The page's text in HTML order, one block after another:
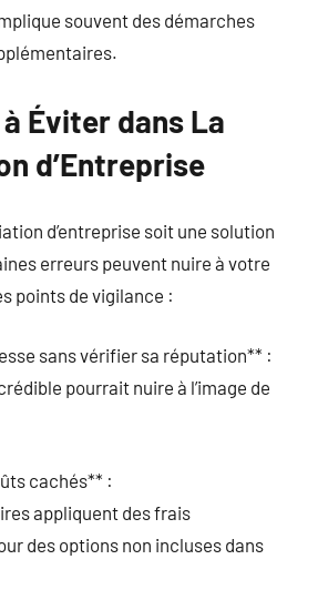
souvent des démarches
Éviter dans La
d’Entreprise
d’entreprise soit une solution
erreurs peuvent nuire à votre
points de vigilance :
sans vérifier sa réputation** :
pourrait nuire à l’image de
cachés** :
appliquent des frais
des options non incluses dans